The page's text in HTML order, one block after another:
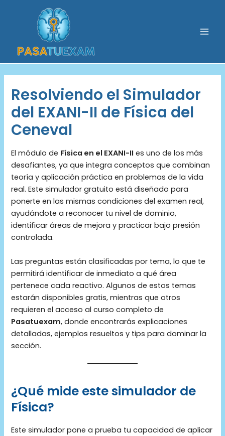
Resolviendo el Simulador
del EXANI-II de Física del
Ceneval
El módulo de Física en el EXANI-II es uno de los más
desafiantes, ya que integra conceptos que combinan
teoría y aplicación práctica en problemas de la vida
real. Este simulador gratuito está diseñado para
ponerte en las mismas condiciones del examen real,
ayudándote a reconocer tu nivel de dominio,
identificar áreas de mejora y practicar bajo presión
controlada.
Las preguntas están clasificadas por tema, lo que te
permitirá identificar de inmediato a qué área
pertenece cada reactivo. Algunos de estos temas
estarán disponibles gratis, mientras que otros
requieren el acceso al curso completo de
Pasatuexam, donde encontrarás explicaciones
detalladas, ejemplos resueltos y tips para dominar la
sección.
¿Qué mide este simulador de
Física?
Este simulador pone a prueba tu capacidad de aplicar